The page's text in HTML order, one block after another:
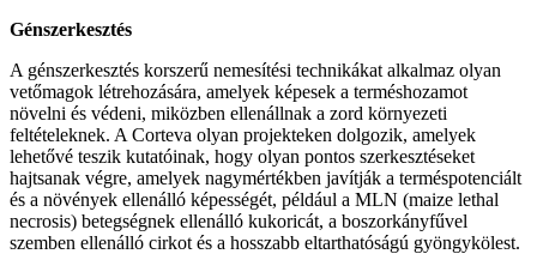
Génszerkesztés
A génszerkesztés korszerű nemesítési technikákat alkalmaz olyan
vetőmagok létrehozására, amelyek képesek a terméshozamot
növelni és védeni, miközben ellenállnak a zord környezeti
feltételeknek. A Corteva olyan projekteken dolgozik, amelyek
lehetővé teszik kutatóinak, hogy olyan pontos szerkesztéseket
hajtsanak végre, amelyek nagymértékben javítják a terméspotenciált
és a növények ellenálló képességét, például a MLN (maize lethal
necrosis) betegségnek ellenálló kukoricát, a boszorkányfűvel
szemben ellenálló cirkot és a hosszabb eltarthatóságú gyöngykölest.